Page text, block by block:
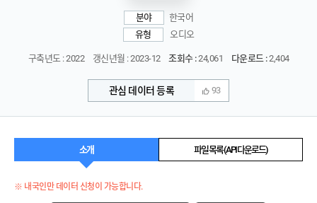
AI 개발지원
분야
한국어
유형
오디오
구축년도 : 2022 갱신년월 : 2023-12 조회수 :24,061 다운로드 :2,404
관심 데이터 등록 93
소개 파일 목록 (API 다운로드)
※ 내국인만 데이터 신청이 가능합니다.